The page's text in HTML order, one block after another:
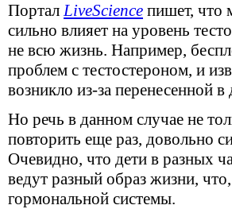
ПорталLiveScience пишет, что
сильно влияет на уровень
не всю жизнь. Например,
проблем с тестостероном, и
возникло из-за перенесенной в
Но речь в данном случае не
повторить еще раз, довольно
Очевидно, что дети в разных
ведут разный образ жизни,
гормональной системы.